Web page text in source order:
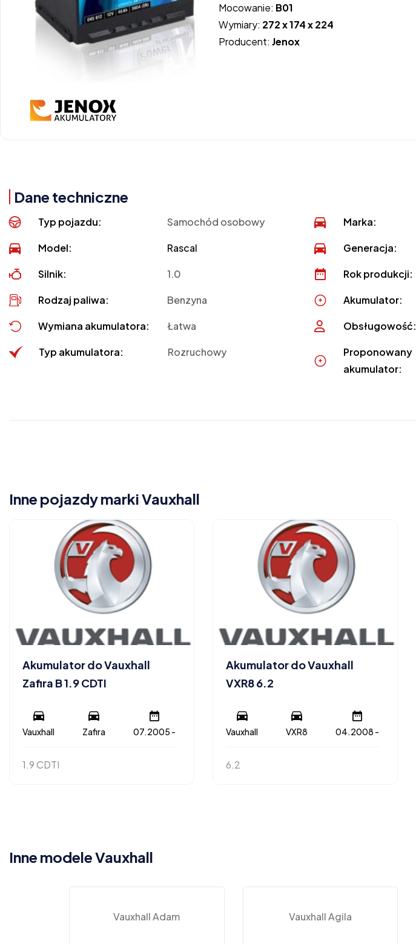
Mocowanie: B01
Wymiary: 272 x 174 x 224
Producent:Jenox
Dane techniczne
Typ pojazdu: Samochód osobowy Marka:
Model: Rascal Generacja:
Silnik: 1.0 Rok produkcji:
Rodzaj paliwa: Benzyna Akumulator:
Wymiana akumulatora: Łatwa Obsługowość:
Typ akumulatora: Rozruchowy
Proponowany
akumulator:
Inne pojazdy marki Vauxhall
Akumulator do Vauxhall
Zafira B 1.9 CDTI
Vauxhall Zafira 07.2005 -
1.9 CDTI
Akumulator do Vauxhall
VXR8 6.2
Vauxhall VXR8 04.2008 -
6.2
Inne modele Vauxhall
Vauxhall Adam Vauxhall Agila